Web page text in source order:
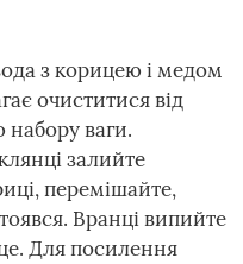
з корицею і медом
очиститися від
набору ваги.
залийте
перемішайте,
Вранці випийте
Для посилення